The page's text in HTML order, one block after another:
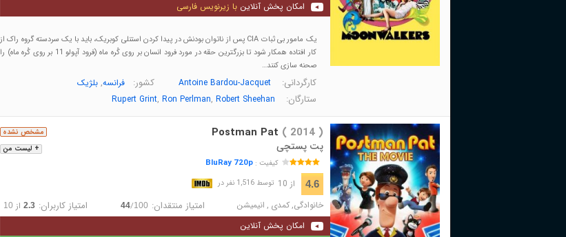
امکان پخش آنلاین با زیرنویس فارسی
یک مامور بی ثبات CIA پس از ناتوان بودنش در پیدا کردن استنلی کوبریک، باید با یک سردسته گروه راک از
کار افتاده همکار شود تا بزرگترین حقه در مورد فرود انسان بر روی کُره ماه (فرود آپولو 11 بر روی کُره ماه) را
صحنه سازی کنند…
کارگردانی:Antoine Bardou-Jacquet کشور: فرانسه, بلژیک
ستارگان: Rupert Grint, Ron Perlman, Robert Sheehan
+ لیست من
مشخص نشده Postman Pat ( 2014 )
پت پستچی
کیفیت :BluRay 720p
4.6 از 10 توسط 1,516 نفر در
خانوادگی, کمدی , انیمیشن امتیاز منتقدان: 44/100 امتیاز کاربران: 2.3 از 10
امکان پخش آنلاین